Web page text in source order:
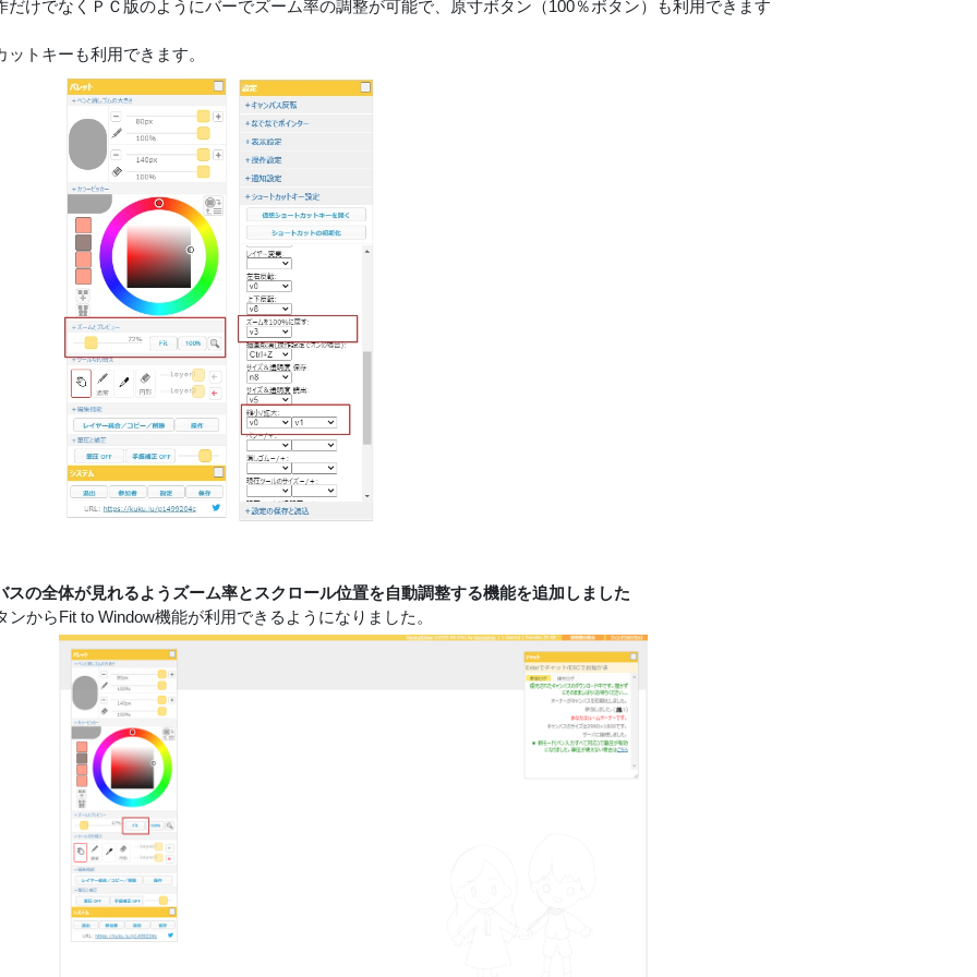
だけでなくＰＣ版のようにバーでズーム率の調整が可能で、原寸ボタン（100％ボタン）も利用できます
ットキーも利用できます。
スの全体が見れるようズーム率とスクロール位置を自動調整する機能を追加しました
ンからFit to Window機能が利用できるようになりました。